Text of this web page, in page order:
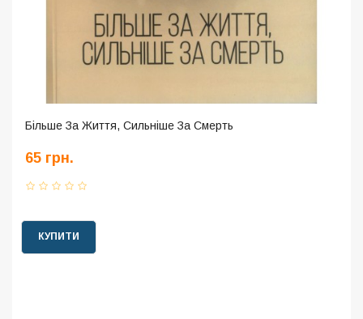
Більше За Життя, Сильніше За Смерть
65 грн.
КУПИТИ